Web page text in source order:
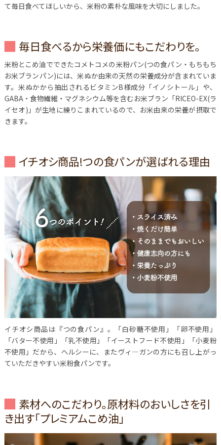
て毎日食べてほしいから、米粉の素朴な風味を大切にしました。
毎日食べるから栄養価にもこだわりを。
米粉とこめ油でできたコメトコメの米粉パン(つの食パン・もちもち
お米ブランパン)には、米ぬか由来の天然の栄養成分が含まれていま
す。米ぬかから抽出されるビタミンB様成分「イノシトール」や、
GABA・食物繊維・マグネシウム等を含むお米ブラン「RICEO-EX(ラ
イセオ)」が生地に練りこまれているので、お米由来の栄養が摂取で
きます。
イチオシ商品!つの食パンが選ばれる理由
イチオシ商品は『つの食パン』。「白砂糖不使用」「卵不使用」
「バター不使用」「乳不使用」「イーストフード不使用」「小麦粉
不使用」だから、ヘルシーに、またヴィ―ガンの方にも召し上がっ
ていただきやすい米粉食パンです。
素材へのこだわり。原材料のおいしさを引
き出す「プレミアムこめ油」